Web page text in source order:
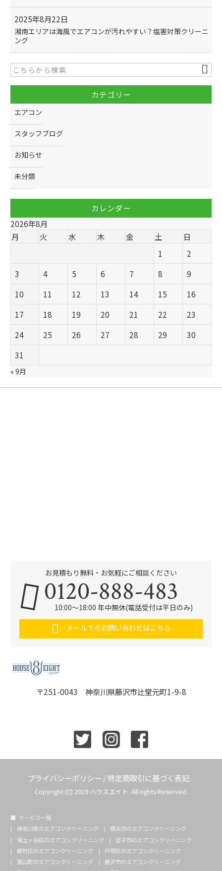
湘南エリアは海風でエアコンが汚れやすい？塩害対策クリーニ
ング
2025年8月22日
カテゴリー
エアコン
スタッフブログ
お知らせ
未分類
カレンダー
2026年8月
月
火 水 木 金 土
日
1
2
3
4 5 6 7 8
9
10
11 12 13 14 15
16
17
18 19 20 21 22
23
24
25 26 27 28 29
30
31
« 9月
〒251-0043 神奈川県藤沢市辻堂元町1-9-8
お見積もり無料・お気軽にご相談ください
0120-888-483
10:00～18:00 年中無休(電話受付は平日のみ)
メールでのお問い合わせはこちら
プライバシーポリシー /特定商取引に基づく表記
Copyright (C) 2019 ハウスエイト. All rights Reserved.
サービス一覧
神奈川県のエアコンクリーニング
横浜市のエアコンクリーニング
保土ヶ谷区のエアコンクリーニング
逗子市のエアコンクリーニング
都筑区のエアコンクリーニング
戸塚区のエアコンクリーニング
葉山町のエアコンクリーニング
藤沢市のエアコンクリーニング